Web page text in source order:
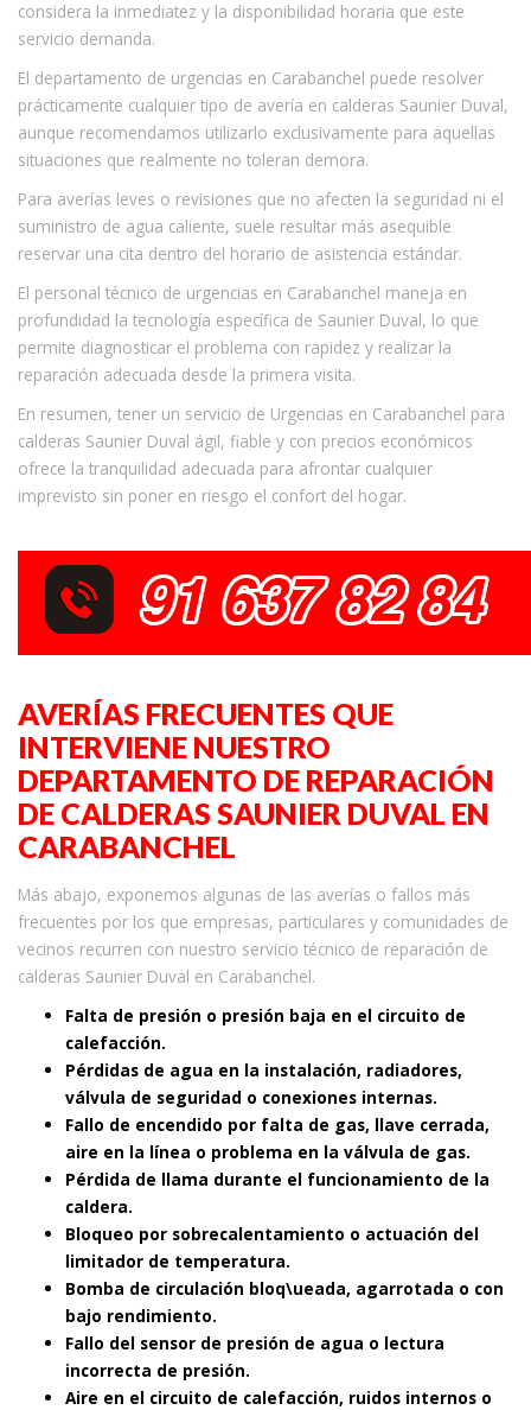
considera la inmediatez y la disponibilidad horaria que este
servicio demanda.
El departamento de urgencias en Carabanchel puede resolver
prácticamente cualquier tipo de avería en calderas Saunier Duval,
aunque recomendamos utilizarlo exclusivamente para aquellas
situaciones que realmente no toleran demora.
Para averías leves o revisiones que no afecten la seguridad ni el
suministro de agua caliente, suele resultar más asequible
reservar una cita dentro del horario de asistencia estándar.
El personal técnico de urgencias en Carabanchel maneja en
profundidad la tecnología específica de Saunier Duval, lo que
permite diagnosticar el problema con rapidez y realizar la
reparación adecuada desde la primera visita.
En resumen, tener un servicio de Urgencias en Carabanchel para
calderas Saunier Duval ágil, fiable y con precios económicos
ofrece la tranquilidad adecuada para afrontar cualquier
imprevisto sin poner en riesgo el confort del hogar.
AVERÍAS FRECUENTES QUE
INTERVIENE NUESTRO
DEPARTAMENTO DE REPARACIÓN
DE CALDERAS SAUNIER DUVAL EN
CARABANCHEL
Más abajo, exponemos algunas de las averías o fallos más
frecuentes por los que empresas, particulares y comunidades de
vecinos recurren con nuestro servicio técnico de reparación de
calderas Saunier Duval en Carabanchel.
Falta de presión o presión baja en el circuito de
calefacción.
Pérdidas de agua en la instalación, radiadores,
válvula de seguridad o conexiones internas.
Fallo de encendido por falta de gas, llave cerrada,
aire en la línea o problema en la válvula de gas.
Pérdida de llama durante el funcionamiento de la
caldera.
Bloqueo por sobrecalentamiento o actuación del
limitador de temperatura.
Bomba de circulación bloq\ueada, agarrotada o con
bajo rendimiento.
Fallo del sensor de presión de agua o lectura
incorrecta de presión.
Aire en el circuito de calefacción, ruidos internos o